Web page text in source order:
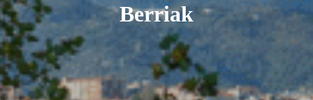
Berriak